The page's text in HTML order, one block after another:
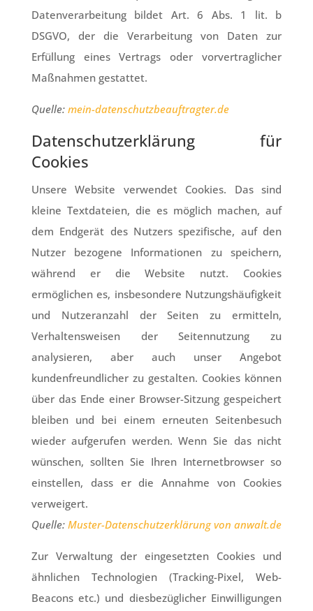
Datenverarbeitung bildet Art. 6 Abs. 1 lit. b
DSGVO, der die Verarbeitung von Daten zur
Erfüllung eines Vertrags oder vorvertraglicher
Maßnahmen gestattet.
Quelle: mein-datenschutzbeauftragter.de
Datenschutzerklärung für
Cookies
Unsere Website verwendet Cookies. Das sind
kleine Textdateien, die es möglich machen, auf
dem Endgerät des Nutzers spezifische, auf den
Nutzer bezogene Informationen zu speichern,
während er die Website nutzt. Cookies
ermöglichen es, insbesondere Nutzungshäufigkeit
und Nutzeranzahl der Seiten zu ermitteln,
Verhaltensweisen der Seitennutzung zu
analysieren, aber auch unser Angebot
kundenfreundlicher zu gestalten. Cookies können
über das Ende einer Browser-Sitzung gespeichert
bleiben und bei einem erneuten Seitenbesuch
wieder aufgerufen werden. Wenn Sie das nicht
wünschen, sollten Sie Ihren Internetbrowser so
einstellen, dass er die Annahme von Cookies
verweigert.
Quelle: Muster-Datenschutzerklärung von anwalt.de
Zur Verwaltung der eingesetzten Cookies und
ähnlichen Technologien (Tracking-Pixel, Web-
Beacons etc.) und diesbezüglicher Einwilligungen